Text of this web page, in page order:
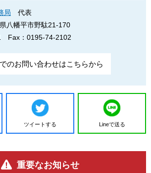
局
代表
八幡平市野駄21-170
Fax：0195-74-2102
のお問い合わせはこちらから
ツイートする Lineで送る
重要なお知らせ